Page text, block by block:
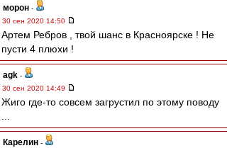
морон -
30 сен 2020 14:50
Артем Ребров , твой шанс в Красноярске ! Не
пусти 4 плюхи !
agk -
30 сен 2020 14:49
Жиго где-то совсем загрустил по этому поводу
Карелин -